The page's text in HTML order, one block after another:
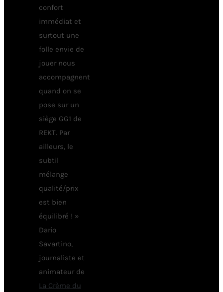
confort
immédiat et
surtout une
folle envie de
jouer nous
accompagnent
quand on se
pose sur un
siège GG1 de
REKT. Par
ailleurs, le
subtil
mélange
qualité/prix
est bien
équilibré ! »
Dario
Savartino,
journaliste et
animateur de
La Crème du